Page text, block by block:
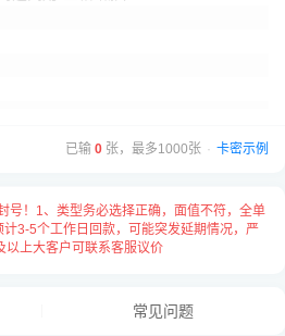
已输 0 张，最多1000张 · 卡密示例
号！1、类型务必选择正确，面值不符，全单
3-5个工作日回款，可能突发延期情况，严
以上大客户可联系客服议价
常见问题
用 隔开，例：